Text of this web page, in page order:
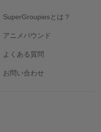
SuperGroupiesとは？
アニメバウンド
よくある質問
お問い合わせ